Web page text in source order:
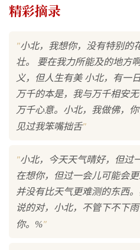
精彩摘录
"小北，我想你，没有特别的
壮。 要在我力所能及的地方
义，但人生有美 小北，有一
万千的本是，我与万千相安
万千心意。小北，我做佛，
见过我笨嘴拙舌"
"小北，今天天气晴好，但过
在想你，但过一会儿可能会
并没有比天气更难测的东西
说的对，小北，不管下不下
你。%"